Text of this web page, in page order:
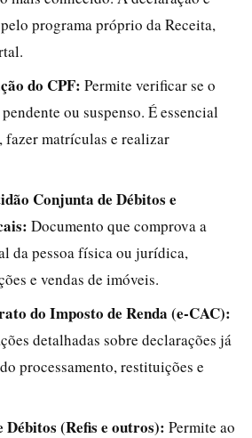
programa próprio da Receita,
do CPF: Permite verificar se o
ou suspenso. É essencial
fazer matrículas e realizar
Conjunta de Débitos e
Documento que comprova a
da pessoa física ou jurídica,
e vendas de imóveis.
do Imposto de Renda (e-CAC):
detalhadas sobre declarações já
processamento, restituições e
Débitos (Refis e outros): Permite ao